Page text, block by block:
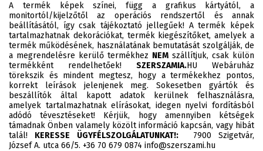
A termék képek színei, függ a grafikus kártyától, a
monitortól/kijelzőtől az operációs rendszertől és annak
beállításától, így csak tájékoztató jellegűek! A termék képek
tartalmazhatnak dekorációkat, termék kiegészítőket, amelyek a
termék működésének, használatának bemutatását szolgálják, de
a megrendelésre kerülő termékhez NEM szállítjuk, csak külön
termékként rendelhetőek! SZERSZAMIA.HU Webáruház
törekszik és mindent megtesz, hogy a termékekhez pontos,
korrekt leírások jelenjenek meg. Sokesetben gyártók és
beszállítók által kapott adatok kerülnek felhasználásra,
amelyek tartalmazhatnak elírásokat, idegen nyelvi fordításból
adódó tévesztéseket! Kérjük, hogy amennyiben kétségek
támadnak Önben valamely közölt információ kapcsán, vagy hibát
talál! KERESSE ÜGYFÉLSZOLGÁLATUNKAT!:7900 Szigetvár,
József A. utca 66/5. +36 70 679 0874 info@szerszami.hu